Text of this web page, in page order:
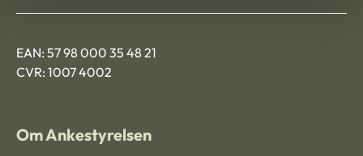
EAN: 57 98 000 35 48 21
CVR: 1007 4002
Om Ankestyrelsen